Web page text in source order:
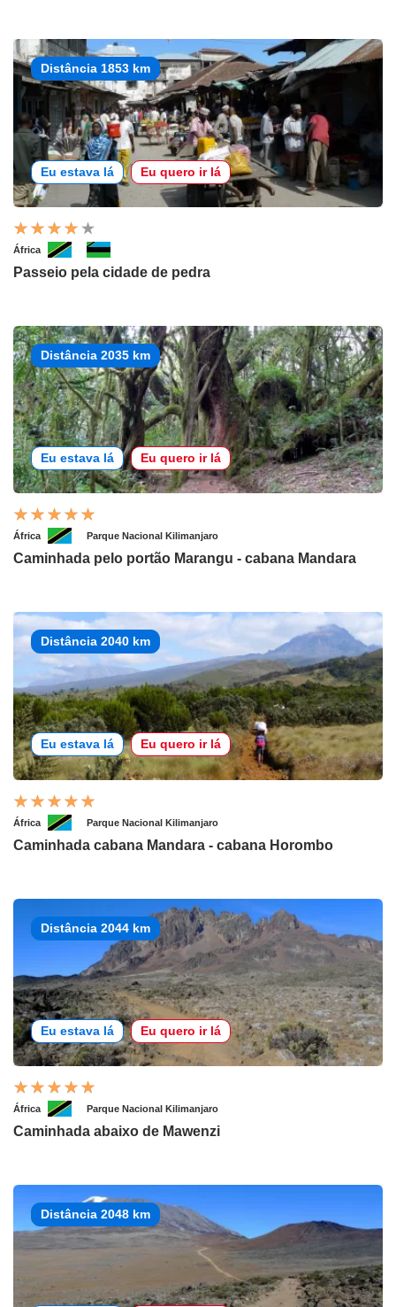
Distância 1853 km
Eu estava lá Eu quero ir lá
África
Passeio pela cidade de pedra
Distância 2035 km
Eu estava lá Eu quero ir lá
África Parque Nacional Kilimanjaro
Caminhada pelo portão Marangu - cabana Mandara
Distância 2040 km
Eu estava lá Eu quero ir lá
África Parque Nacional Kilimanjaro
Caminhada cabana Mandara - cabana Horombo
Distância 2044 km
Eu estava lá Eu quero ir lá
África Parque Nacional Kilimanjaro
Caminhada abaixo de Mawenzi
Distância 2048 km